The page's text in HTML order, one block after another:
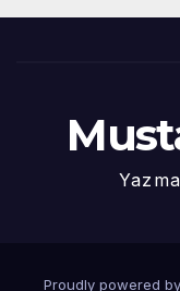
Proudly powered